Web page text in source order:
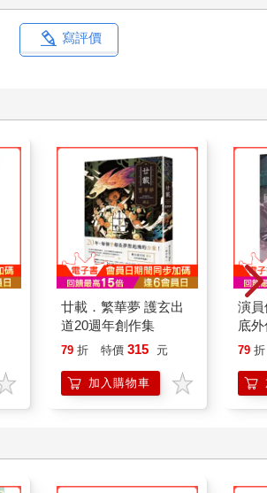
寫評價
廿載．繁華夢 護玄出
道20週年創作集
79 折 特價 315 元
加入購物車
演
底
79 折